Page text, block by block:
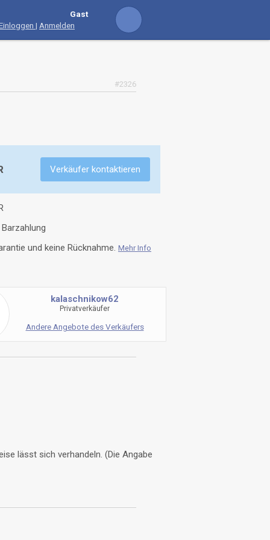
Gast
| Anmelden
#2326
Verkäufer kontaktieren
Barzahlung
und keine Rücknahme. Mehr Info
kalaschnikow62
Privatverkäufer
Andere Angebote des Verkäufers
lässt sich verhandeln. (Die Angabe